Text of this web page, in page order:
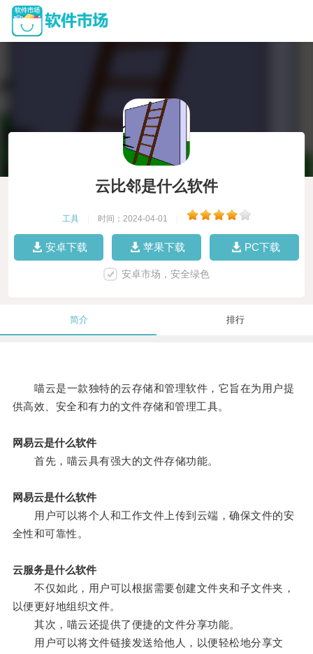
云比邻是什么软件
工具 时间：2024-04-01
安卓下载 苹果下载 PC下载
安卓市场，安全绿色
简介 排行
喵云是一款独特的云存储和管理软件，它旨在为用户提
供高效、安全和有力的文件存储和管理工具。
网易云是什么软件
首先，喵云具有强大的文件存储功能。
网易云是什么软件
用户可以将个人和工作文件上传到云端，确保文件的安
全性和可靠性。
云服务是什么软件
不仅如此，用户可以根据需要创建文件夹和子文件夹，
以便更好地组织文件。
其次，喵云还提供了便捷的文件分享功能。
用户可以将文件链接发送给他人，以便轻松地分享文